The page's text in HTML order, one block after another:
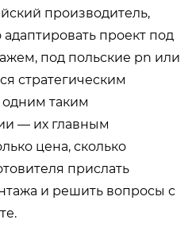
производитель,
проект под
под польские pn или
стратегическим
одним таким
— их главным
цена, сколько
прислать
и решить вопросы с